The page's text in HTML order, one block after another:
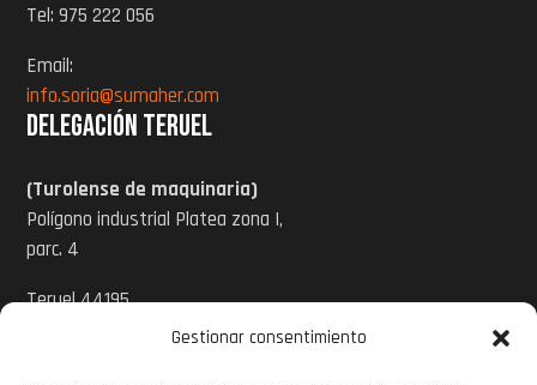
Gestionar consentimiento
Tel: 975 222 056
Email:
info.soria@sumaher.com
Delegación Teruel
(Turolense de maquinaria)
Polígono industrial Platea zona I,
parc. 4
Teruel 44195